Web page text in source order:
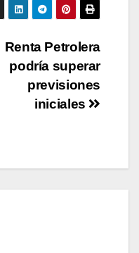
Renta Petrolera
podría superar
previsiones
iniciales